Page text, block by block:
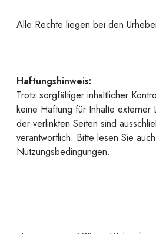
Alle Rechte liegen bei den
Haftungshinweis:
Trotz sorgfältiger inhaltlicher
keine Haftung für Inhalte externer
der verlinkten Seiten sind
verantwortlich. Bitte lesen Sie
Nutzungsbedingungen.